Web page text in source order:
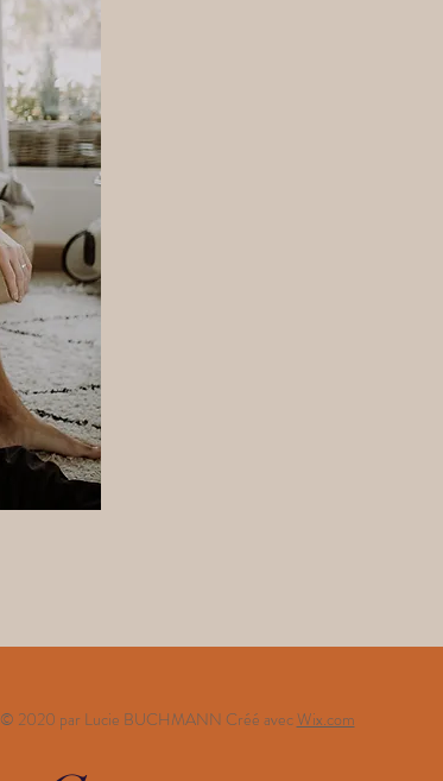
© 2020 par Lucie BUCHMANN Créé avecWix.com